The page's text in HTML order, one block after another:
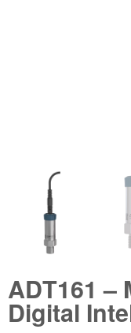
ADT161 –
Digital